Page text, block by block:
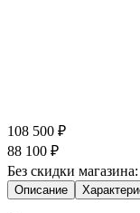
108 500 ₽
88 100 ₽
Без скидки магазина:
Описание